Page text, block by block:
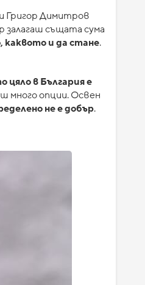
Григор Димитров
залагаш същата сума
каквото и да стане.
цяло в България е
много опции. Освен
не е добър.